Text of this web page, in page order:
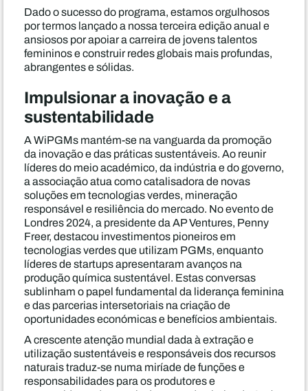
Dado o sucesso do programa, estamos orgulhosos
por termos lançado a nossa terceira edição anual e
ansiosos por apoiar a carreira de jovens talentos
femininos e construir redes globais mais profundas,
abrangentes e sólidas.
Impulsionar a inovação e a
sustentabilidade
A WiPGMs mantém-se na vanguarda da promoção
da inovação e das práticas sustentáveis. Ao reunir
líderes do meio académico, da indústria e do governo,
a associação atua como catalisadora de novas
soluções em tecnologias verdes, mineração
responsável e resiliência do mercado. No evento de
Londres 2024, a presidente da AP Ventures, Penny
Freer, destacou investimentos pioneiros em
tecnologias verdes que utilizam PGMs, enquanto
líderes de startups apresentaram avanços na
produção química sustentável. Estas conversas
sublinham o papel fundamental da liderança feminina
e das parcerias intersetoriais na criação de
oportunidades económicas e benefícios ambientais.
A crescente atenção mundial dada à extração e
utilização sustentáveis e responsáveis dos recursos
naturais traduz-se numa miríade de funções e
responsabilidades para os produtores e